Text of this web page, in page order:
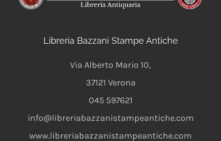
Libreria Bazzani Stampe Antiche
Via Alberto Mario 10,
37121 Verona
045 597621
info@libreriabazzanistampeantiche.com
www.libreriabazzanistampeantiche.com